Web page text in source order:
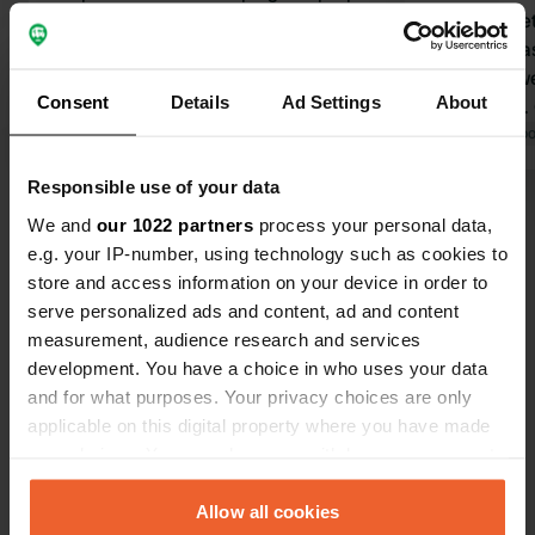
Consent Details Ad Settings About
Responsible use of your data
We and our 1022 partners process your personal data,
e.g. your IP-number, using technology such as cookies to
store and access information on your device in order to
serve personalized ads and content, ad and content
measurement, audience research and services
development. You have a choice in who uses your data
and for what purposes. Your privacy choices are only
applicable on this digital property where you have made
any time from the Cookie Declaration or by clicking on
the Privacy trigger icon.Allow all cookies
pratique. Paiement très simple
(forfait de 250 secondes) par QR code
Sanitaires corrects.
Traduit par Google
électricité
n'étaient
via le site
le
est
Traduit par
Voir tous les 23 avis
Es-tu déjà venu ici ?